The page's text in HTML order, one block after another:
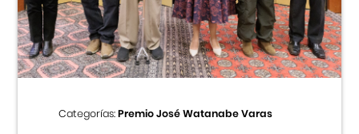
Centro Cultural Peruano Japonés
Cursos
Museo de la Inmigración Japonesa
Categorías:Premio José Watanabe Varas